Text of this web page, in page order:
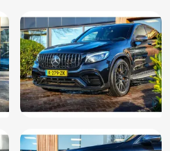
en stuurhulp